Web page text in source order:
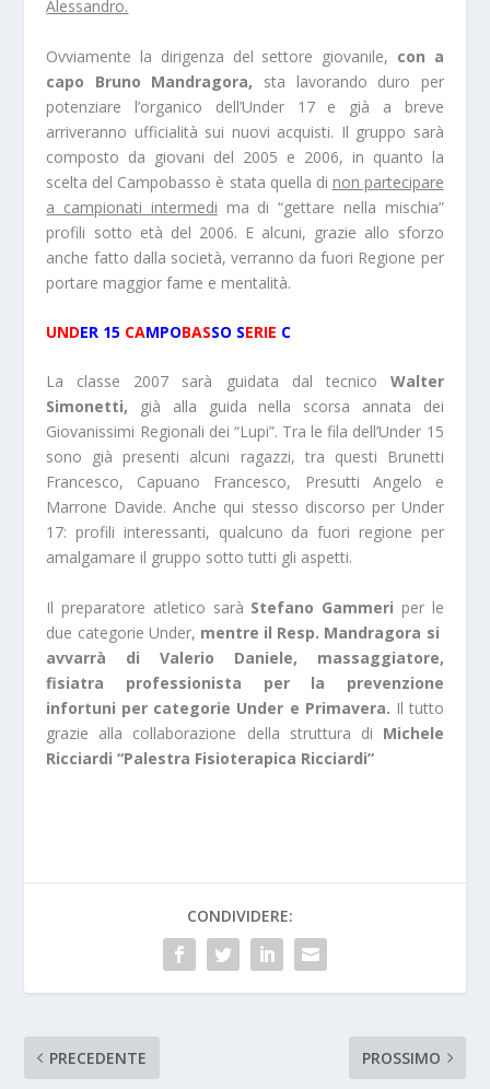
Alessandro.
Ovviamente la dirigenza del settore giovanile, con a
capo Bruno Mandragora, sta lavorando duro per
potenziare l’organico dell’Under 17 e già a breve
arriveranno ufficialità sui nuovi acquisti. Il gruppo sarà
composto da giovani del 2005 e 2006, in quanto la
scelta del Campobasso è stata quella di non partecipare
a campionati intermedi ma di “gettare nella mischia”
profili sotto età del 2006. E alcuni, grazie allo sforzo
anche fatto dalla società, verranno da fuori Regione per
portare maggior fame e mentalità.
UNDER 15 CAMPOBASSO SERIE C
La classe 2007 sarà guidata dal tecnico Walter
Simonetti, già alla guida nella scorsa annata dei
Giovanissimi Regionali dei “Lupi”. Tra le fila dell’Under 15
sono già presenti alcuni ragazzi, tra questi Brunetti
Francesco, Capuano Francesco, Presutti Angelo e
Marrone Davide. Anche qui stesso discorso per Under
17: profili interessanti, qualcuno da fuori regione per
amalgamare il gruppo sotto tutti gli aspetti.
Il preparatore atletico sarà Stefano Gammeri per le
due categorie Under, mentre il Resp. Mandragora si
avvarrà di Valerio Daniele, massaggiatore,
fisiatra professionista per la prevenzione
infortuni per categorie Under e Primavera. Il tutto
grazie alla collaborazione della struttura di Michele
Ricciardi “Palestra Fisioterapica Ricciardi”
CONDIVIDERE:
PRECEDENTE PROSSIMO